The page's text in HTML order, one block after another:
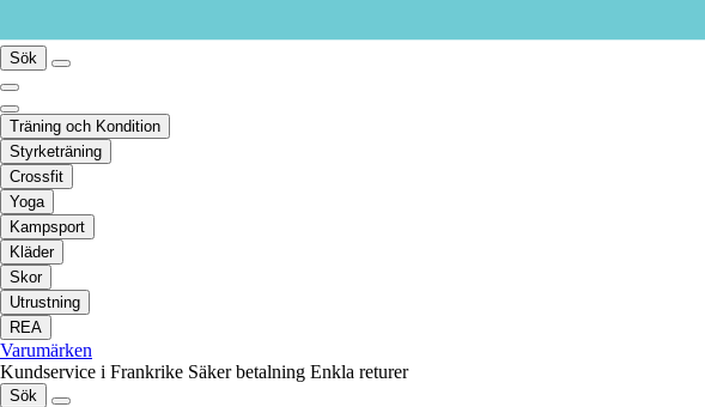
Sök
Träning och Kondition
Styrketräning
Crossfit
Yoga
Kampsport
Kläder
Skor
Utrustning
REA
Varumärken
Kundservice i Frankrike Säker betalning Enkla returer
Sök